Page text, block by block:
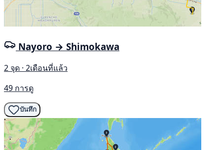
Nayoro → Shimokawa
2 จุด · 2เดือนที่แล้ว
49 การดู
บันทึก